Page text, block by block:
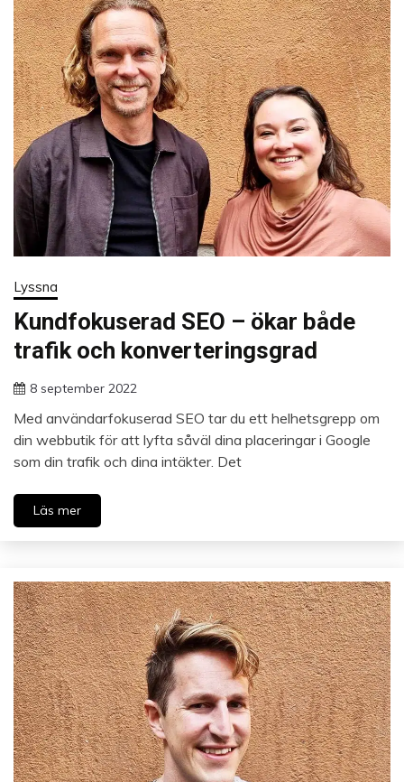
Lyssna
Kundfokuserad SEO – ökar både
trafik och konverteringsgrad
8 september 2022
Med användarfokuserad SEO tar du ett helhetsgrepp om
din webbutik för att lyfta såväl dina placeringar i Google
som din trafik och dina intäkter. Det
Läs mer